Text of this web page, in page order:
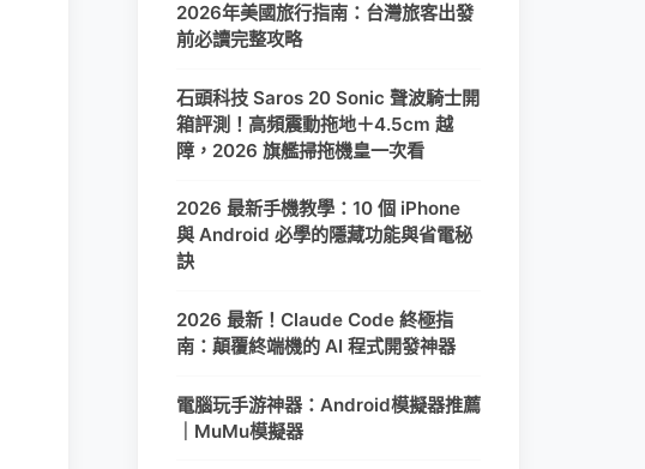
2026年美國旅行指南：台灣旅客出發
前必讀完整攻略
石頭科技 Saros 20 Sonic 聲波騎士開
箱評測！高頻震動拖地＋4.5cm 越
障，2026 旗艦掃拖機皇一次看
2026 最新手機教學：10 個 iPhone
與 Android 必學的隱藏功能與省電秘
訣
2026 最新！Claude Code 終極指
南：顛覆終端機的 AI 程式開發神器
電腦玩手游神器：Android模擬器推薦
｜MuMu模擬器